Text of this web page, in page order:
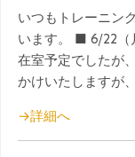
いつもトレーニン
います。 ■ 6/22
在室予定でしたが
かけいたしますが
→詳細へ